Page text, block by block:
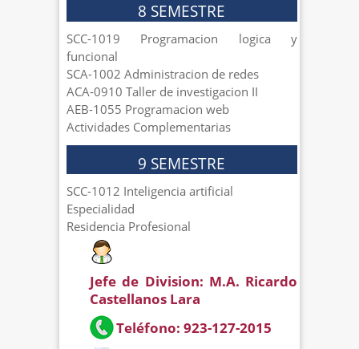
8 SEMESTRE
SCC-1019 Programacion logica y
funcional
SCA-1002 Administracion de redes
ACA-0910 Taller de investigacion II
AEB-1055 Programacion web
Actividades Complementarias
9 SEMESTRE
SCC-1012 Inteligencia artificial
Especialidad
Residencia Profesional
Jefe de Division: M.A. Ricardo
Castellanos Lara
Teléfono: 923-127-2015